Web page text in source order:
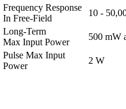
Frequency Response
In Free-Field
10 -
Long-Term
Max Input Power
500 mW
Pulse Max Input
Power
2 W